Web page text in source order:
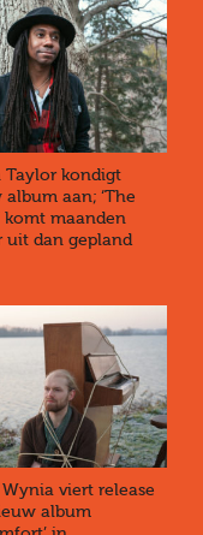
Taylor kondigt
aan; ‘The
komt maanden
uit dan gepland
viert release
album